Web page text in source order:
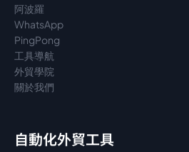
阿波羅
WhatsApp
PingPong
工具導航
外貿學院
關於我們
自動化外貿工具